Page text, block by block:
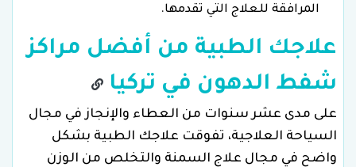
المرافقة للعلاج التي تقدمها.
علاجك الطبية من أفضل مراكز
شفط الدهون في تركيا
على مدى عشر سنوات من العطاء والإنجاز في مجال
السياحة العلاجية، تفوقت علاجك الطبية بشكل
واضح في مجال علاج السمنة والتخلص من الوزن